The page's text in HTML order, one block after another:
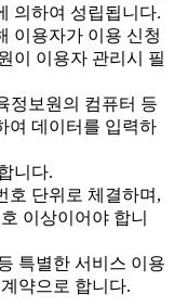
의하여 성립됩니다.
이용자가 이용 신청
이 이용자 관리시 필
정보원의 컴퓨터 등
여 데이터를 입력하
니다.
단위로 체결하며,
이상이어야 합니
특별한 서비스 이용
약으로 합니다.